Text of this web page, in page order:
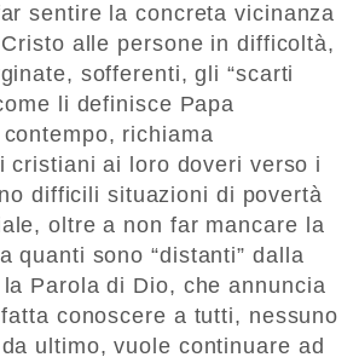
sentire la concreta vicinanza
alle persone in difficoltà,
sofferenti, gli “scarti
li definisce Papa
richiama
cristiani ai loro doveri verso i
difficili situazioni di povertà
oltre a non far mancare la
quanti sono “distanti” dalla
Parola di Dio, che annuncia
conoscere a tutti, nessuno
ultimo, vuole continuare ad